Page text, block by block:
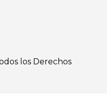
los Derechos